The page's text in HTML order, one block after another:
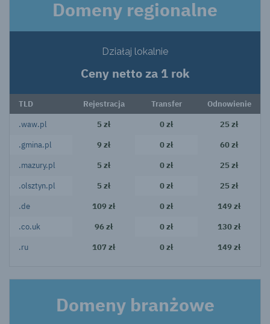
Domeny regionalne
Działaj lokalnie
Ceny netto za 1 rok
TLD Rejestracja Transfer Odnowienie
.waw.pl 5 zł 0 zł 25 zł
.gmina.pl 9 zł 0 zł 60 zł
.mazury.pl 5 zł 0 zł 25 zł
.olsztyn.pl 5 zł 0 zł 25 zł
.de 109 zł 0 zł 149 zł
.co.uk 96 zł 0 zł 130 zł
.ru 107 zł 0 zł 149 zł
Domeny branżowe